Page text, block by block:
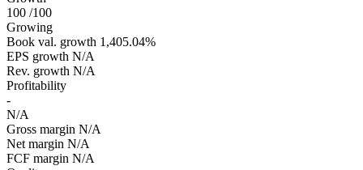
100 /100
Growing
Book val. growth 1,405.04%
EPS growth N/A
Rev. growth N/A
Profitability
-
N/A
Gross margin N/A
Net margin N/A
FCF margin N/A